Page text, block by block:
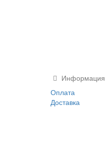
Информация
Оплата
Доставка